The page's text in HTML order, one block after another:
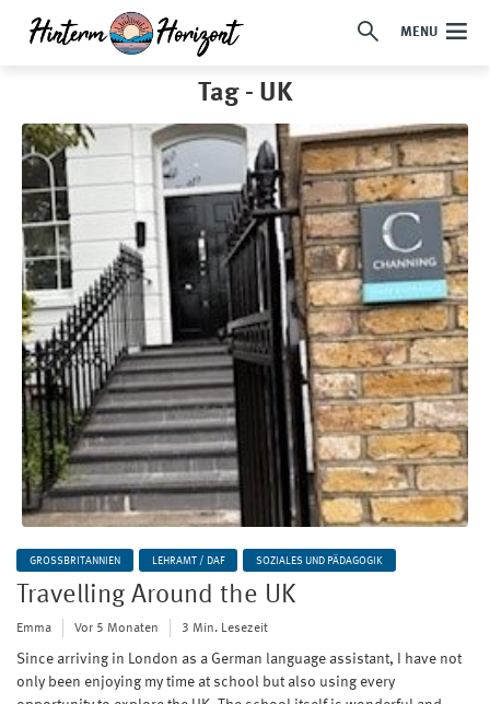
MENU
Tag - UK
GROSSBRITANNIEN LEHRAMT / DAF SOZIALES UND PÄDAGOGIK
Travelling Around the UK
Emma Vor 5 Monaten 3 Min. Lesezeit
Since arriving in London as a German language assistant, I have not
only been enjoying my time at school but also using every